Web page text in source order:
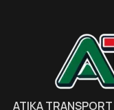
ATIKA TRANSPORT